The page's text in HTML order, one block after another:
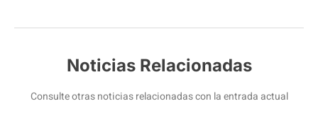
Noticias Relacionadas
Consulte otras noticias relacionadas con la entrada actual